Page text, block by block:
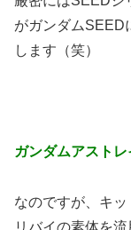
がガンダムSEED
します（笑）
ガンダムアストレ
なのですが、キ
リバイの素体を